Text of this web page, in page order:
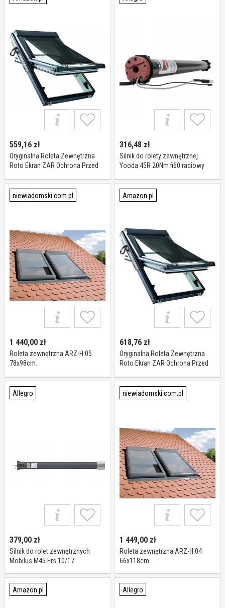
559,16 zł
Oryginalna Roleta Zewnętrzna
Roto Ekran ZAR Ochrona Przed
Otwartym Oknem Regulowana
Długość Do Okien Roto serii
Designo R6/R8 o Wymiarach
316,48 zł
Silnik do rolety zewnętrznej
Yooda 45R 20Nm fi60 radiowy
niewiadomski.com.pl
1 440,00 zł
Roleta zewnętrzna ARZ-H 05
78x98cm.
Amazon.pl
618,76 zł
Oryginalna Roleta Zewnętrzna
Roto Ekran ZAR Ochrona Przed
Otwartym Oknem Regulowana
Długość Do Okien Roto serii
Designo R6/R8 o Wymiarach
Allegro
379,00 zł
Silnik do rolet zewnętrznych
Mobilus M45 Ers 10/17
niewiadomski.com.pl
1 449,00 zł
Roleta zewnętrzna ARZ-H 04
66x118cm.
Amazon.pl Allegro